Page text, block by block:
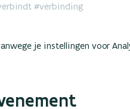
#verbinding
je instellingen voor